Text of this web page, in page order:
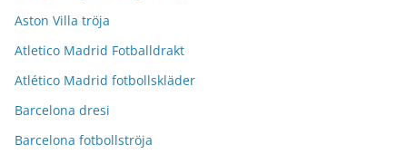
Aston Villa tröja
Atletico Madrid Fotballdrakt
Atlético Madrid fotbollskläder
Barcelona dresi
Barcelona fotbollströja